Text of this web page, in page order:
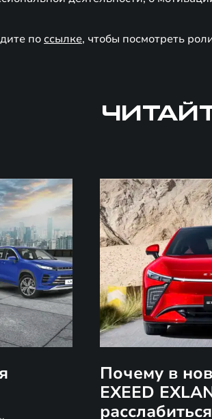
по ссылке, чтобы посмотреть
Почему в
EXEED